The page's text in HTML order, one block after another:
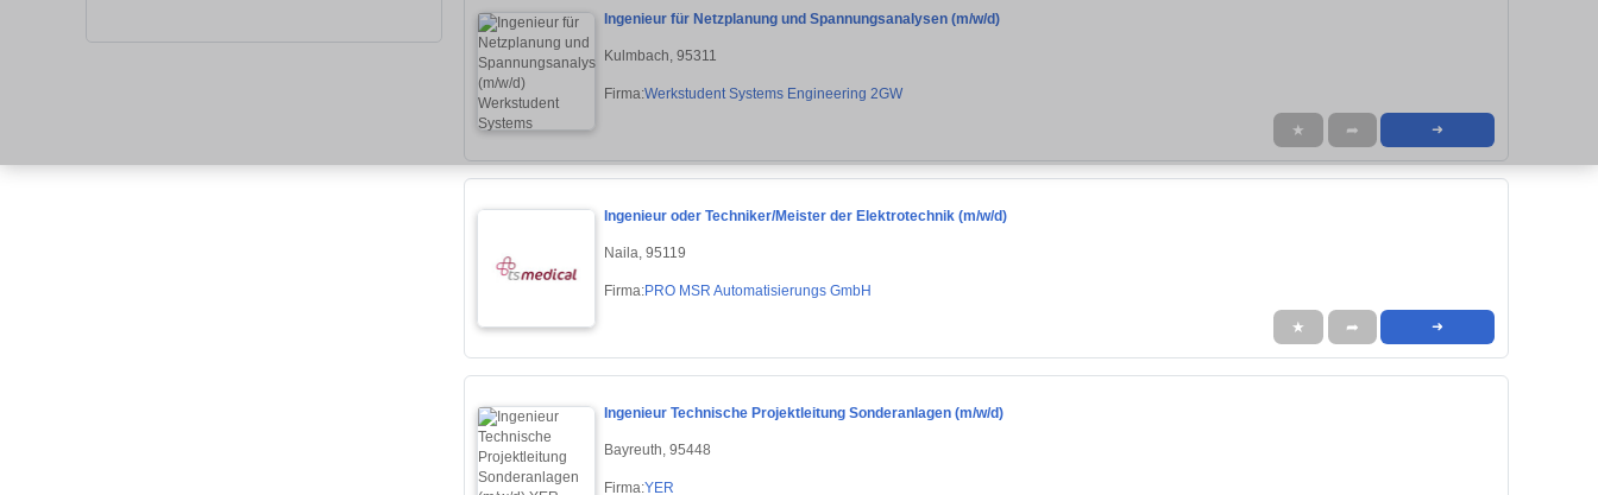
Ingenieur für Netzplanung und Spannungsanalysen (m/w/d)
Kulmbach, 95311
Firma:Werkstudent Systems Engineering 2GW
★ ➦ ➜
Ingenieur oder Techniker/Meister der Elektrotechnik (m/w/d)
Naila, 95119
Firma:PRO MSR Automatisierungs GmbH
★ ➦ ➜
Ingenieur Technische Projektleitung Sonderanlagen (m/w/d)
Bayreuth, 95448
Firma:YER